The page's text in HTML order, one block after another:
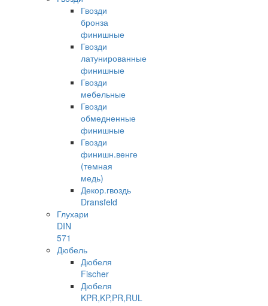
Гвозди
бронза
финишные
Гвозди
латунированные
финишные
Гвозди
мебельные
Гвозди
обмедненные
финишные
Гвозди
финишн.венге
(темная
медь)
Декор.гвоздь
Dransfeld
Глухари
DIN
571
Дюбель
Дюбеля
Fischer
Дюбеля
KPR,KP,PR,RUL